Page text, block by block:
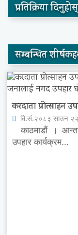
प्रतिक्रिया दिनुहोस्
सम्बन्धित
करदाता प्रोत्साहन
वि.सं.२०८३ साउन
काठमाडौं ।
उपहार कार्यक्रम...